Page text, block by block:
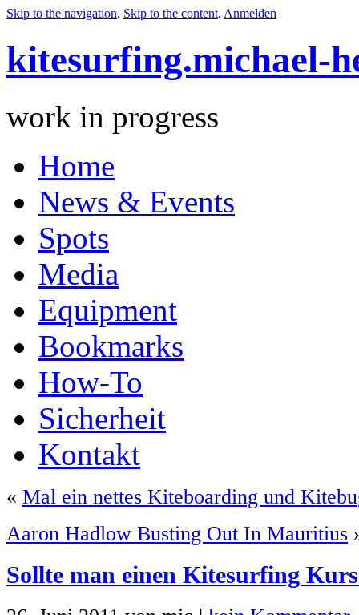
Skip to the navigation. Skip to the content. Anmelden
kitesurfing.michael-
work in progress
Home
News & Events
Spots
Media
Equipment
Bookmarks
How-To
Sicherheit
Kontakt
« Mal ein nettes Kiteboarding und
Aaron Hadlow Busting Out In Mauritius
Sollte man einen Kitesurfing